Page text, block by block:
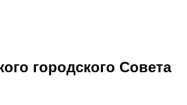
городского Совета